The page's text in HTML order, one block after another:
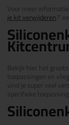
Voor meer
je kit verwijderen?’
Bekijk hier het
toepassingen en
vind je super veel
specifieke